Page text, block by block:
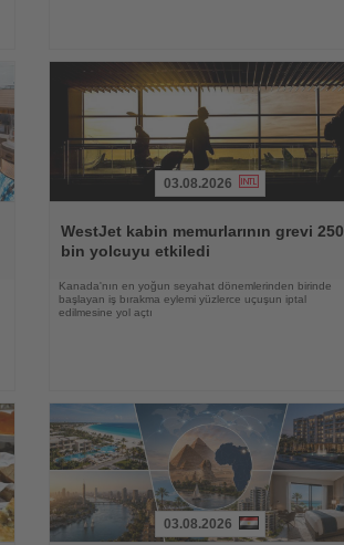
Oku
03.08.2026
WestJet kabin memurlarının grevi 250
bin yolcuyu etkiledi
Kanada'nın en yoğun seyahat dönemlerinden birinde
başlayan iş bırakma eylemi yüzlerce uçuşun iptal
edilmesine yol açtı
03.08.2026